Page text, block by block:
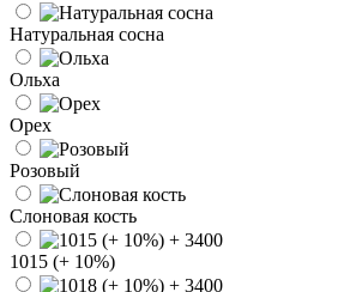
Натуральная сосна
Ольха
Орех
Розовый
Слоновая кость
1015 (+ 10%)